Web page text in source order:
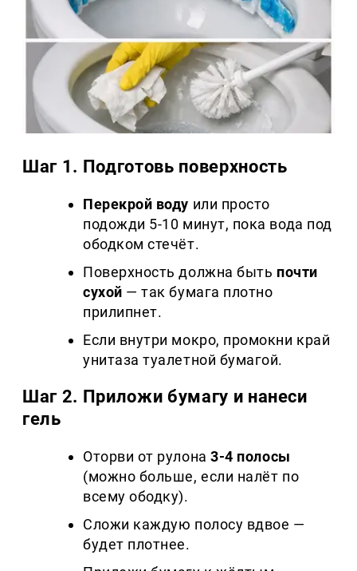
Шаг 1. Подготовь поверхность
Перекрой воду или просто
подожди 5-10 минут, пока вода под
ободком стечёт.
Поверхность должна быть почти
сухой — так бумага плотно
прилипнет.
Если внутри мокро, промокни край
унитаза туалетной бумагой.
Шаг 2. Приложи бумагу и нанеси
гель
Оторви от рулона3-4 полосы
(можно больше, если налёт по
всему ободку).
Сложи каждую полосу вдвое —
будет плотнее.